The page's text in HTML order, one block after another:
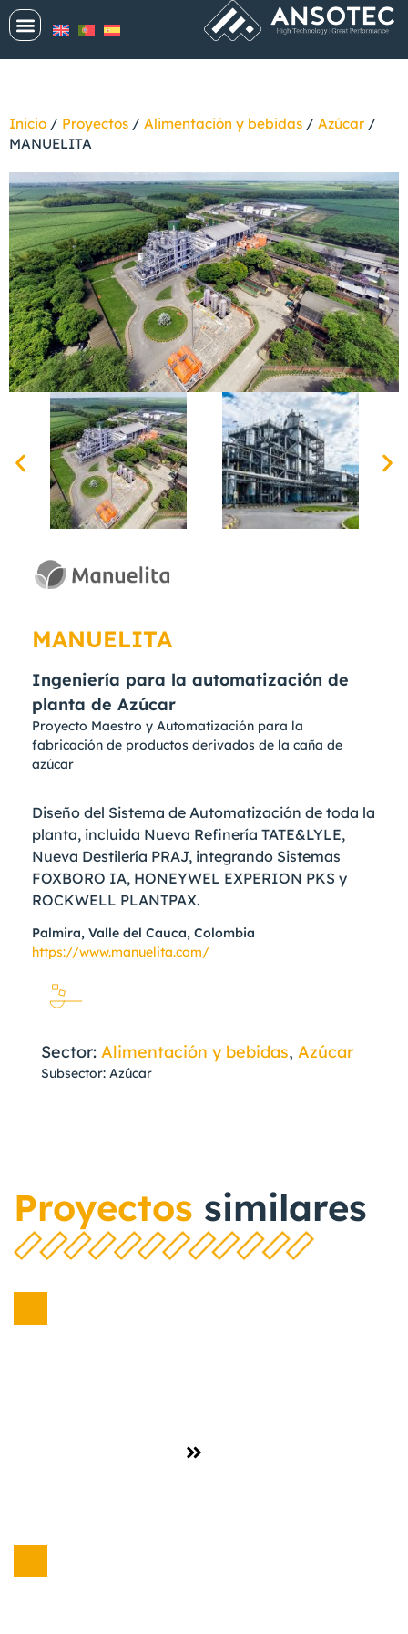
Inicio / Proyectos / Alimentación y bebidas / Azúcar /
MANUELITA
MANUELITA
Ingeniería para la automatización de
planta de Azúcar
Proyecto Maestro y Automatización para la
fabricación de productos derivados de la caña de
azúcar
Diseño del Sistema de Automatización de toda la
planta, incluida Nueva Refinería TATE&LYLE,
Nueva Destilería PRAJ, integrando Sistemas
FOXBORO IA, HONEYWEL EXPERION PKS y
ROCKWELL PLANTPAX.
Palmira, Valle del Cauca, Colombia
https://www.manuelita.com/
Sector: Alimentación y bebidas, Azúcar
Subsector: Azúcar
Proyectos similares